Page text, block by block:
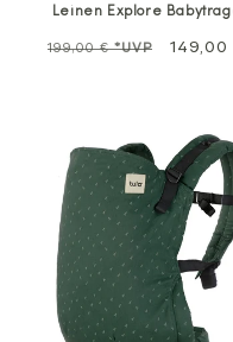
Leinen Explore
Normalpreis
199,00 €*UVP Sale
149,00